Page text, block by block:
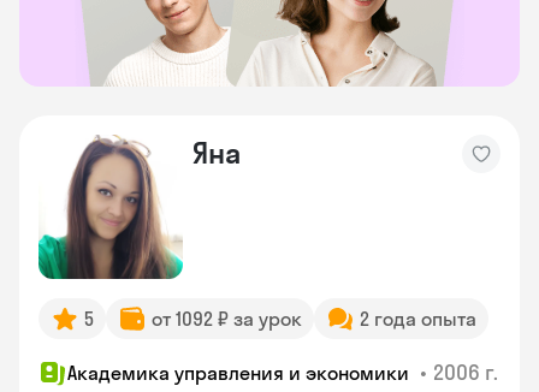
Яна
5 от 1092 ₽ за урок 2 года опыта
Академика управления и экономики • 2006 г.